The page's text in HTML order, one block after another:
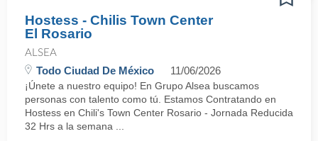
Hostess - Chilis Town Center
El Rosario
ALSEA
Todo Ciudad De México 11/06/2026
¡Únete a nuestro equipo! En Grupo Alsea buscamos
personas con talento como tú. Estamos Contratando en
Hostess en Chili's Town Center Rosario - Jornada Reducida
32 Hrs a la semana ...